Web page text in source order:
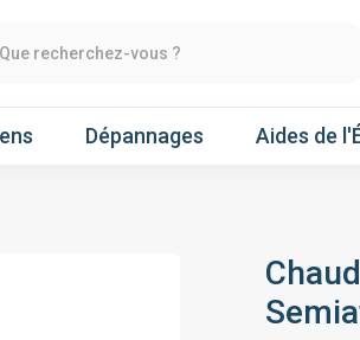
Que recherchez-vous ?
Dépannages Aides de